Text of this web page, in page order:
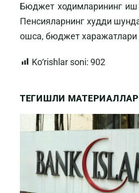
Бюджет ходимларининг
Пенсияларнинг худди
ошса, бюджет харажатлари
Koʻrishlar soni: 902
ТЕГИШЛИ МАТЕРИАЛЛАР